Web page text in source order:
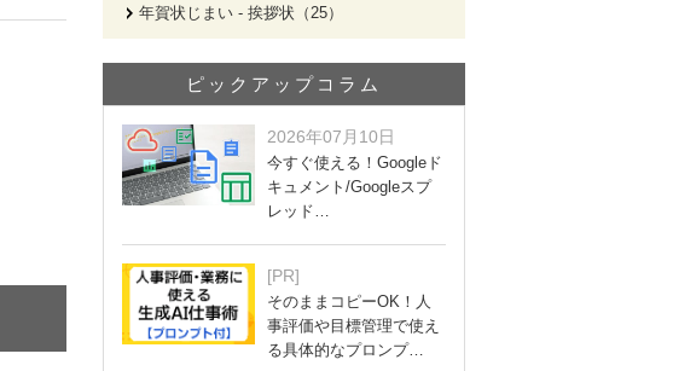
年賀状じまい - 挨拶状（25）
ピックアップコラム
2026年07月10日
今すぐ使える！Googleド
キュメント/Googleスプ
レッド…
[PR]
そのままコピーOK！人
事評価や目標管理で使え
る具体的なプロンプ…